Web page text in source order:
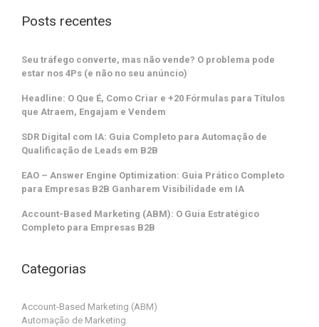
Posts recentes
Seu tráfego converte, mas não vende? O problema pode
estar nos 4Ps (e não no seu anúncio)
Headline: O Que É, Como Criar e +20 Fórmulas para Títulos
que Atraem, Engajam e Vendem
SDR Digital com IA: Guia Completo para Automação de
Qualificação de Leads em B2B
EAO – Answer Engine Optimization: Guia Prático Completo
para Empresas B2B Ganharem Visibilidade em IA
Account-Based Marketing (ABM): O Guia Estratégico
Completo para Empresas B2B
Categorias
Account-Based Marketing (ABM)
Automação de Marketing